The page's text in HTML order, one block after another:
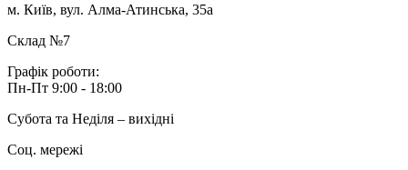
м. Київ, вул. Алма-Атинська, 35а
Склад №7
Графік роботи:
Пн-Пт 9:00 - 18:00
Субота та Неділя – вихідні
Соц. мережі